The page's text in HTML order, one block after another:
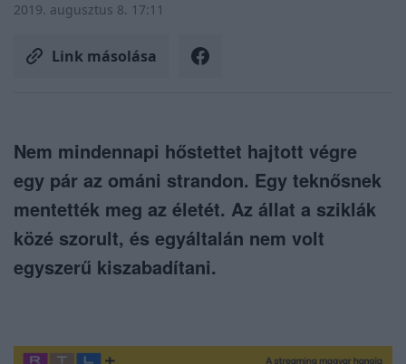
2019. augusztus 8. 17:11
Link másolása
Nem mindennapi hőstettet hajtott végre
egy pár az ománi strandon. Egy teknősnek
mentették meg az életét. Az állat a sziklák
közé szorult, és egyáltalán nem volt
egyszerű kiszabadítani.